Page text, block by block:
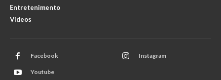
Entretenimento
Vídeos
Facebook Instagram
Youtube